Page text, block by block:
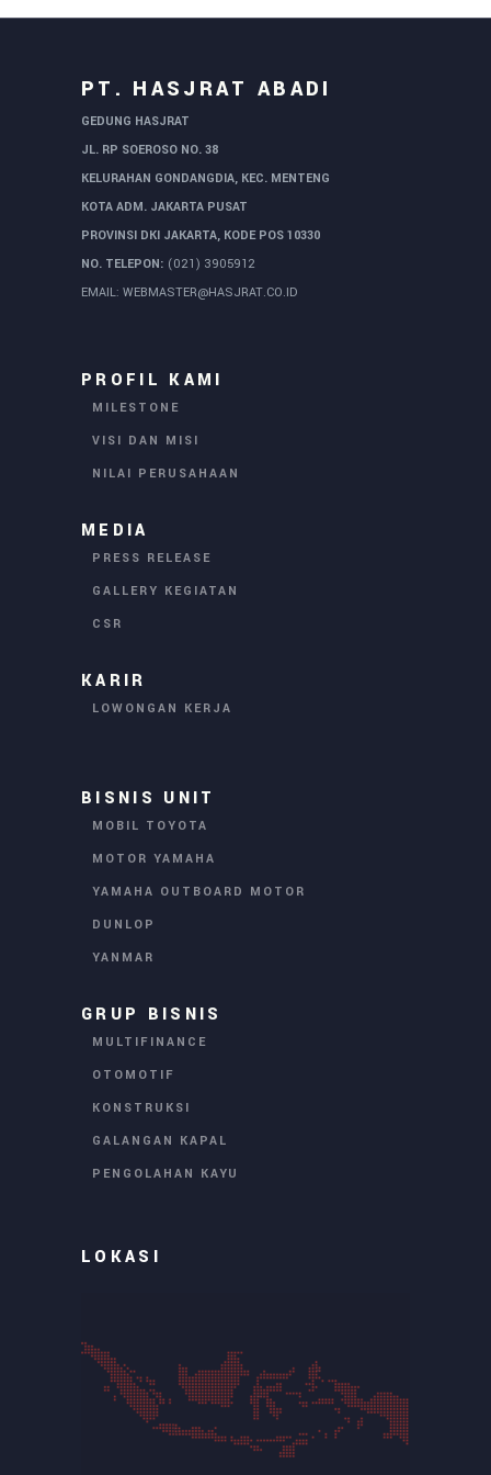
PT. HASJRAT ABADI
GEDUNG HASJRAT
JL. RP SOEROSO NO. 38
KELURAHAN GONDANGDIA, KEC. MENTENG
KOTA ADM. JAKARTA PUSAT
PROVINSI DKI JAKARTA, KODE POS 10330
NO. TELEPON: (021) 3905912
EMAIL: WEBMASTER@HASJRAT.CO.ID
PROFIL KAMI
MILESTONE
VISI DAN MISI
NILAI PERUSAHAAN
MEDIA
PRESS RELEASE
GALLERY KEGIATAN
CSR
KARIR
LOWONGAN KERJA
BISNIS UNIT
MOBIL TOYOTA
MOTOR YAMAHA
YAMAHA OUTBOARD MOTOR
DUNLOP
YANMAR
GRUP BISNIS
MULTIFINANCE
OTOMOTIF
KONSTRUKSI
GALANGAN KAPAL
PENGOLAHAN KAYU
LOKASI